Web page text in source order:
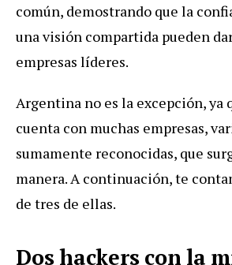
común, demostrando que la
una visión compartida pueden
empresas líderes.
Argentina no es la excepción, ya
cuenta con muchas empresas,
sumamente reconocidas, que
manera. A continuación, te
de tres de ellas.
Dos hackers con la